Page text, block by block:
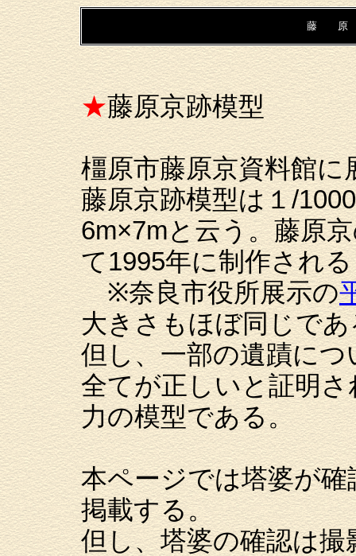
藤
★藤原京跡模型
橿原市藤原京資料館に
藤原京跡模型は１/
6m×7mと云う。藤原
て1995年に制作され
※奈良市役所展示の
大きさもほぼ同じであ
但し、一部の遺蹟に
全てが正しいと証明
力の模型である。
本ページでは塔婆が
掲載する。
但し、塔婆の確認は